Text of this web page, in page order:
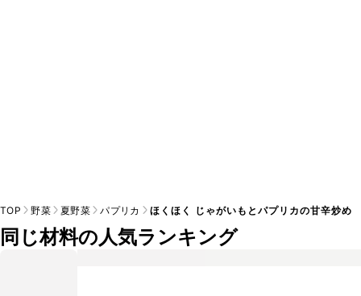
TOP 野菜 夏野菜 パプリカ ほくほく じゃがいもとパプリカの甘辛炒め
同じ材料の人気ランキング